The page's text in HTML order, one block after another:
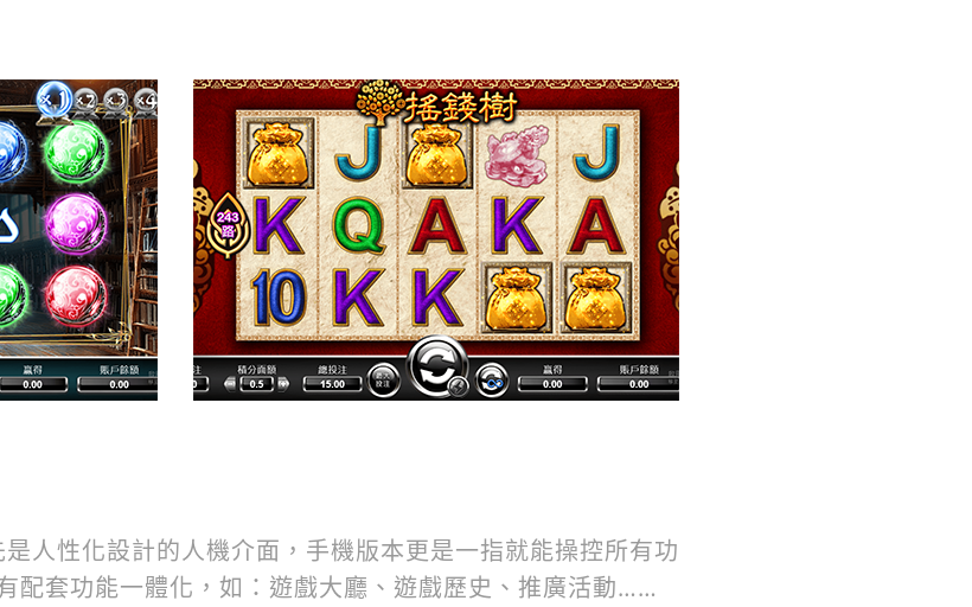
人性化設計的人機介面，手機版本更是一指就能操控所有功
配套功能一體化，如：遊戲大廳、遊戲歷史、推廣活動……